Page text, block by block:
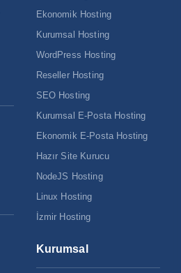
Ekonomik Hosting
Kurumsal Hosting
WordPress Hosting
Reseller Hosting
SEO Hosting
Kurumsal E-Posta Hosting
Ekonomik E-Posta Hosting
Hazır Site Kurucu
NodeJS Hosting
Linux Hosting
İzmir Hosting
Kurumsal